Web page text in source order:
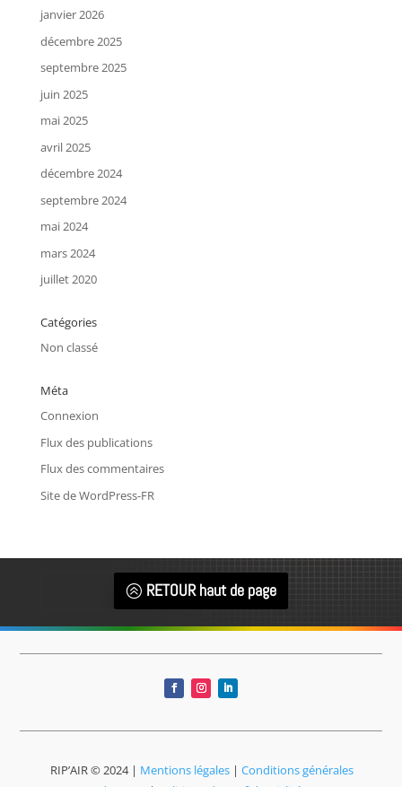
janvier 2026
décembre 2025
septembre 2025
juin 2025
mai 2025
avril 2025
décembre 2024
septembre 2024
mai 2024
mars 2024
juillet 2020
Catégories
Non classé
Méta
Connexion
Flux des publications
Flux des commentaires
Site de WordPress-FR
RETOUR haut de page
RIP’AIR © 2024 | Mentions légales |Conditions générales